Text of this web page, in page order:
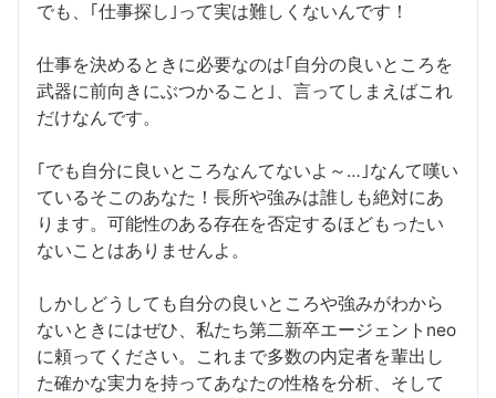
でも、｢仕事探し｣って実は難しくないんです！
仕事を決めるときに必要なのは｢自分の良いところを
武器に前向きにぶつかること｣、言ってしまえばこれ
だけなんです。
｢でも自分に良いところなんてないよ～…｣なんて嘆い
ているそこのあなた！長所や強みは誰しも絶対にあ
ります。可能性のある存在を否定するほどもったい
ないことはありませんよ。
しかしどうしても自分の良いところや強みがわから
ないときにはぜひ、私たち第二新卒エージェントneo
に頼ってください。これまで多数の内定者を輩出し
た確かな実力を持ってあなたの性格を分析、そして